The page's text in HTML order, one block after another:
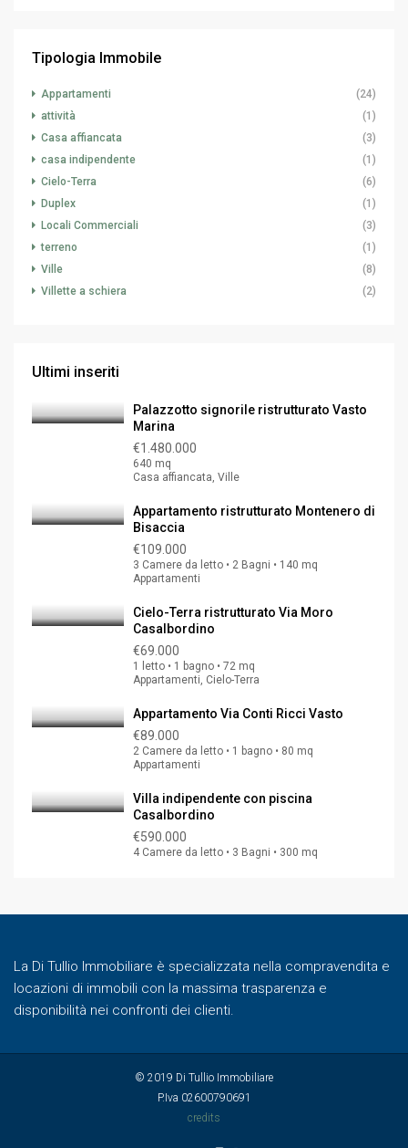
Tipologia Immobile
Appartamenti
(24)
attività
(1)
Casa affiancata
(3)
casa indipendente
(1)
Cielo-Terra
(6)
Duplex
(1)
Locali Commerciali
(3)
terreno
(1)
Ville
(8)
Villette a schiera
(2)
Ultimi inseriti
Palazzotto signorile ristrutturato Vasto
Marina
€1.480.000
640 mq
Casa affiancata, Ville
Appartamento ristrutturato Montenero di
Bisaccia
€109.000
3 Camere da letto • 2 Bagni • 140 mq
Appartamenti
Cielo-Terra ristrutturato Via Moro
Casalbordino
€69.000
1 letto • 1 bagno • 72 mq
Appartamenti, Cielo-Terra
Appartamento Via Conti Ricci Vasto
€89.000
2 Camere da letto • 1 bagno • 80 mq
Appartamenti
Villa indipendente con piscina
Casalbordino
€590.000
4 Camere da letto • 3 Bagni • 300 mq
La Di Tullio Immobiliare è specializzata nella compravendita e
locazioni di immobili con la massima trasparenza e
disponibilità nei confronti dei clienti.
© 2019 Di Tullio Immobiliare
P.Iva 02600790691
credits